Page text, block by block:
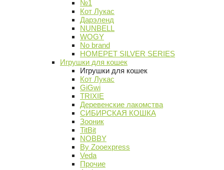
№1
Кот Лукас
Дарэленд
NUNBELL
WOGY
No brand
HOMEPET SILVER SERIES
Игрушки для кошек
Игрушки для кошек
Кот Лукас
GiGwi
TRIXIE
Деревенские лакомства
СИБИРСКАЯ КОШКА
Зооник
TitBit
NOBBY
By Zooexpress
Veda
Прочие